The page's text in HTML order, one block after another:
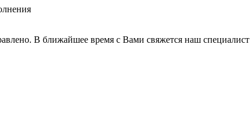
В ближайшее время с Вами свяжется наш специалист